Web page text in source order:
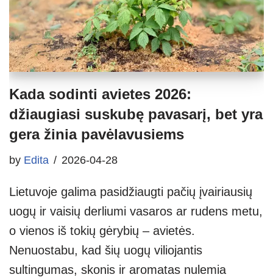
Kada sodinti avietes 2026:
džiaugiasi suskubę pavasarį, bet yra
gera žinia pavėlavusiems
by Edita 2026-04-28
Lietuvoje galima pasidžiaugti pačių įvairiausių
uogų ir vaisių derliumi vasaros ar rudens metu,
o vienos iš tokių gėrybių – avietės.
Nenuostabu, kad šių uogų viliojantis
sultingumas, skonis ir aromatas nulemia